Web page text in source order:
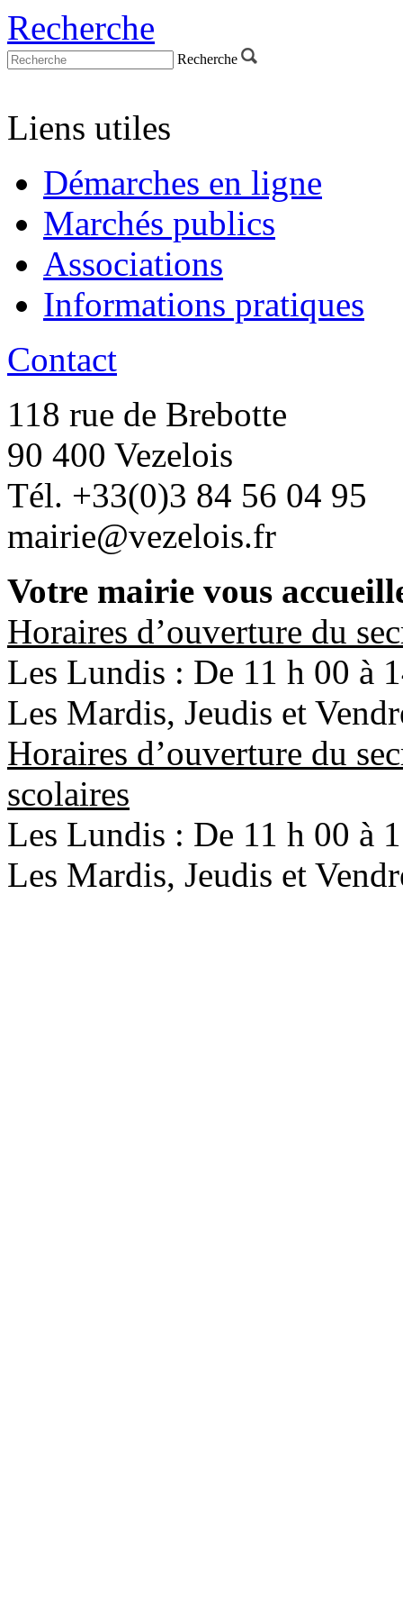
Recherche
Recherche
Liens utiles
Démarches en ligne
Marchés publics
Associations
Informations pratiques
Contact
118 rue de Brebotte
90 400 Vezelois
Tél. +33(0)3 84 56 04 95
mairie@vezelois.fr
Votre mairie vous
Horaires d’ouverture du
Les Lundis : De 11 h 00 à
Les Mardis, Jeudis et
Horaires d’ouverture du
scolaires
Les Lundis : De 11 h 00 à
Les Mardis, Jeudis et